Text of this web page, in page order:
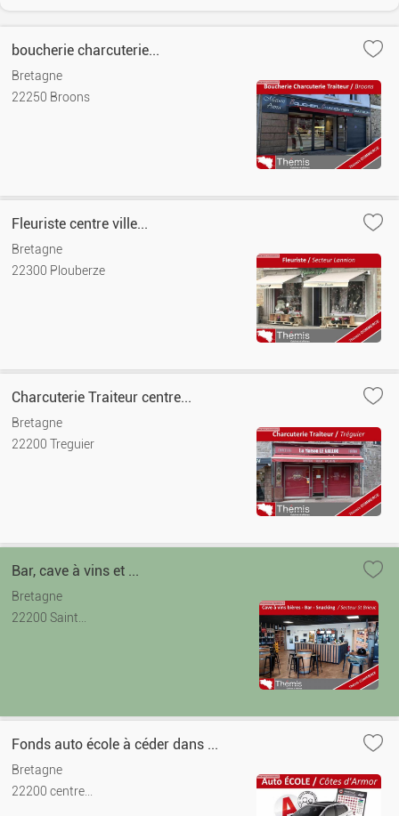
boucherie charcuterie...
Bretagne
22250 Broons
Fleuriste centre ville...
Bretagne
22300 Plouberze
Charcuterie Traiteur centre...
Bretagne
22200 Treguier
Bar, cave à vins et ...
Bretagne
22200 Saint...
Fonds auto école à céder dans ...
Bretagne
22200 centre...